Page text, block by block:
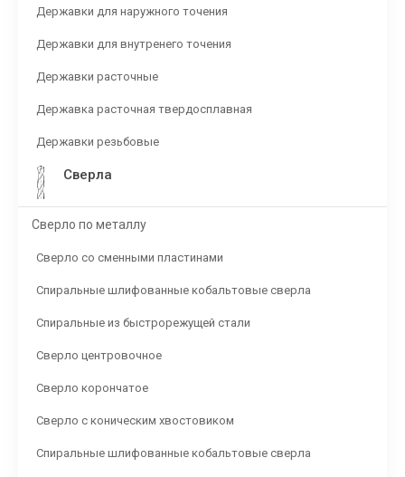
Державки для наружного точения
Державки для внутренего точения
Державки расточные
Державка расточная твердосплавная
Державки резьбовые
Сверла
Сверло по металлу
Сверло со сменными пластинами
Спиральные шлифованные кобальтовые сверла
Спиральные из быстрорежущей стали
Сверло центровочное
Сверло корончатое
Сверло с коническим хвостовиком
Спиральные шлифованные кобальтовые сверла